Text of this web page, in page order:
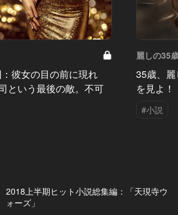
彼女の目の前に現れ
という最後の敵。不可
麗しの35
35歳、
を見よ
#小説
2018上半期ヒット小説総集編：「天現寺ウ
ォーズ」